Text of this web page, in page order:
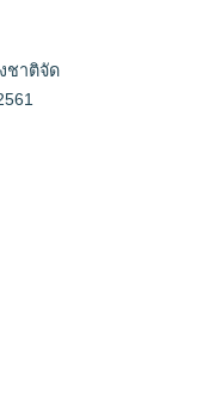
ชาติจัด